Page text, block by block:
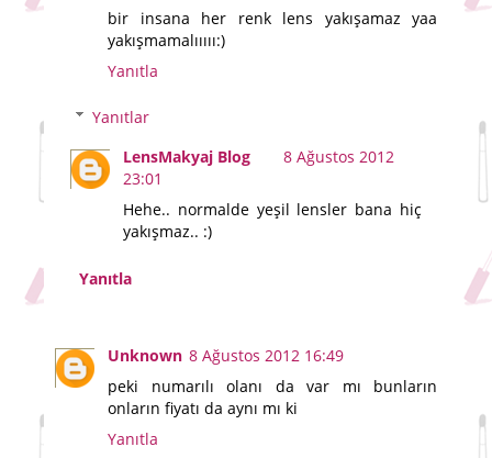
bir insana her renk lens yakışamaz yaa
yakışmamalııııı:)
Yanıtla
Yanıtlar
LensMakyaj Blog
8 Ağustos 2012
23:01
Hehe.. normalde yeşil lensler bana hiç
yakışmaz.. :)
Yanıtla
Unknown 8 Ağustos 2012 16:49
peki numarılı olanı da var mı bunların
onların fiyatı da aynı mı ki
Yanıtla